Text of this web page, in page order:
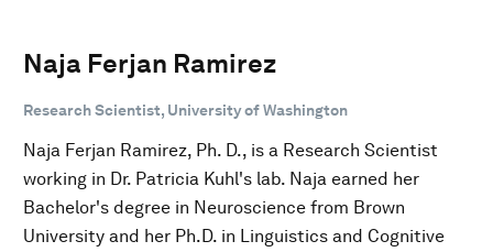
Naja Ferjan Ramirez
Research Scientist, University of Washington
Naja Ferjan Ramirez, Ph. D., is a Research Scientist
working in Dr. Patricia Kuhl's lab. Naja earned her
Bachelor's degree in Neuroscience from Brown
University and her Ph.D. in Linguistics and Cognitive